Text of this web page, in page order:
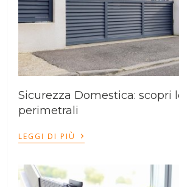
Sicurezza Domestica: scopri
perimetrali
LEGGI DI PIÙ ›